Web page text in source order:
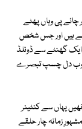
چائے پی وہاں پھٹے
رہے ہیں اور جس شخص
گھنٹے سے ڈونلڈ
خوب دل چسپ تبصرے
یہاں سے کنٹینر
عمران خان کے مشہورِ زمانہ چار حلقے